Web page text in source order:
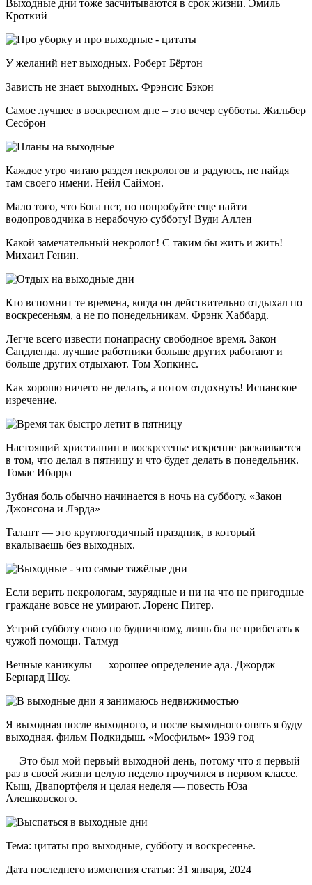
Выходные дни тоже засчитываются в срок жизни. Эмиль
Кроткий
У желаний нет выходных. Роберт Бёртон
Зависть не знает выходных. Фрэнсис Бэкон
Самое лучшее в воскресном дне – это вечер субботы. Жильбер
Сесброн
Каждое утро читаю раздел некрологов и радуюсь, не найдя
там своего имени. Нейл Саймон.
Мало того, что Бога нет, но попробуйте еще найти
водопроводчика в нерабочую субботу! Вуди Аллен
Какой замечательный некролог! С таким бы жить и жить!
Михаил Генин.
Кто вспомнит те времена, когда он действительно отдыхал по
воскресеньям, а не по понедельникам. Фрэнк Хаббард.
Легче всего извести понапрасну свободное время. Закон
Сандленда. лучшие работники больше других работают и
больше других отдыхают. Том Хопкинс.
Как хорошо ничего не делать, а потом отдохнуть! Испанское
изречение.
Настоящий христианин в воскресенье искренне раскаивается
в том, что делал в пятницу и что будет делать в понедельник.
Томас Ибарра
Зубная боль обычно начинается в ночь на субботу. «Закон
Джонсона и Лэрда»
Талант — это круглогодичный праздник, в который
вкалываешь без выходных.
Если верить некрологам, заурядные и ни на что не пригодные
граждане вовсе не умирают. Лоренс Питер.
Устрой субботу свою по будничному, лишь бы не прибегать к
чужой помощи. Талмуд
Вечные каникулы — хорошее определение ада. Джордж
Бернард Шоу.
Я выходная после выходного, и после выходного опять я буду
выходная. фильм Подкидыш. «Мосфильм» 1939 год
— Это был мой первый выходной день, потому что я первый
раз в своей жизни целую неделю проучился в первом классе.
Кыш, Двапортфеля и целая неделя — повесть Юза
Алешковского.
Тема: цитаты про выходные, субботу и воскресенье.
Дата последнего изменения статьи: 31 января, 2024